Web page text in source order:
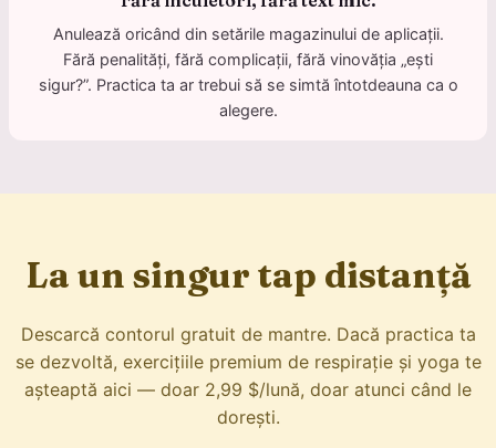
Anulează oricând din setările magazinului de aplicații.
Fără penalități, fără complicații, fără vinovăția „ești
sigur?”. Practica ta ar trebui să se simtă întotdeauna ca o
alegere.
La un singur tap distanță
Descarcă contorul gratuit de mantre. Dacă practica ta
se dezvoltă, exercițiile premium de respirație și yoga te
așteaptă aici — doar 2,99 $/lună, doar atunci când le
dorești.